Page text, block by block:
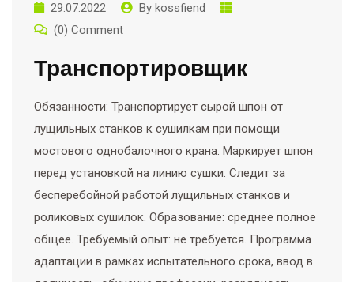
29.07.2022 By kossfiend
(0) Comment
Транспортировщик
Обязанности: Транспортирует сырой шпон от
лущильных станков к сушилкам при помощи
мостового однобалочного крана. Маркирует шпон
перед установкой на линию сушки. Следит за
бесперебойной работой лущильных станков и
роликовых сушилок. Образование: среднее полное
общее. Требуемый опыт: не требуется. Программа
адаптации в рамках испытательного срока, ввод в